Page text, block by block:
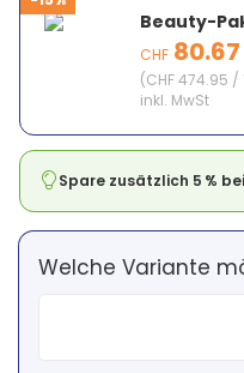
Beauty-
CHF 80.67
(CHF 474.95 /
inkl. MwSt
Spare zusätzlich 5 %
Welche Variante